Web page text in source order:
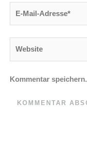
Mail-
Kommentar speichern.